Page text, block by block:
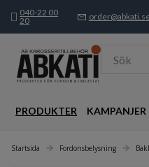
040-22 00
20
Sök
PRODUKTER KAMPANJER
Startsida Fordonsbelysning